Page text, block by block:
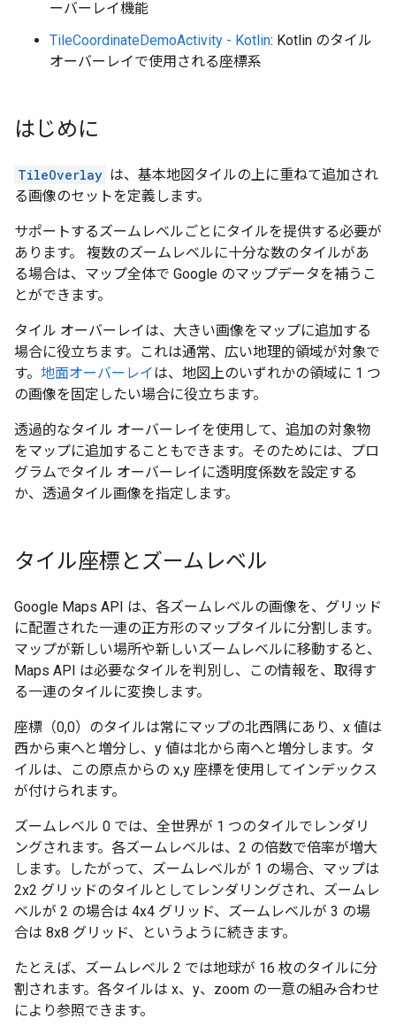
ーバーレイ機能
TileCoordinateDemoActivity - Kotlin: Kotlin のタイル
オーバーレイで使用される座標系
はじめに
TileOverlay は、基本地図タイルの上に重ねて追加され
る画像のセットを定義します。
サポートするズームレベルごとにタイルを提供する必要が
あります。 複数のズームレベルに十分な数のタイルがあ
る場合は、マップ全体で Google のマップデータを補うこ
とができます。
タイル オーバーレイは、大きい画像をマップに追加する
場合に役立ちます。これは通常、広い地理的領域が対象で
す。 地面オーバーレイは、地図上のいずれかの領域に 1 つ
の画像を固定したい場合に役立ちます。
透過的なタイル オーバーレイを使用して、追加の対象物
をマップに追加することもできます。そのためには、プロ
グラムでタイル オーバーレイに透明度係数を設定する
か、透過タイル画像を指定します。
タイル座標とズームレベル
Google Maps API は、各ズームレベルの画像を、グリッド
に配置された一連の正方形のマップタイルに分割します。
マップが新しい場所や新しいズームレベルに移動すると、
Maps API は必要なタイルを判別し、この情報を、取得す
る一連のタイルに変換します。
座標（0,0）のタイルは常にマップの北西隅にあり、x 値は
西から東へと増分し、y 値は北から南へと増分します。タ
イルは、この原点からの x,y 座標を使用してインデックス
が付けられます。
ズームレベル 0 では、全世界が 1 つのタイルでレンダリ
ングされます。各ズームレベルは、2 の倍数で倍率が増大
します。したがって、ズームレベルが 1 の場合、マップは
2x2 グリッドのタイルとしてレンダリングされ、ズームレ
ベルが 2 の場合は 4x4 グリッド、ズームレベルが 3 の場
合は 8x8 グリッド、というように続きます。
たとえば、ズームレベル 2 では地球が 16 枚のタイルに分
割されます。各タイルは x、y、zoom の一意の組み合わせ
により参照できます。